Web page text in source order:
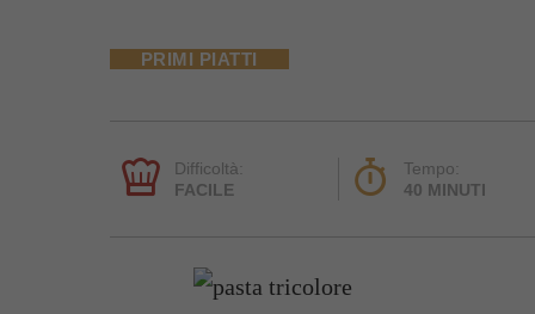
PRIMI PIATTI
Difficoltà:
FACILE
Tempo:
40 MINUTI